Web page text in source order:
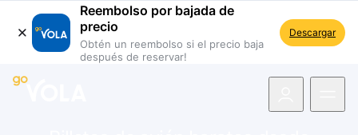
Reembolso por bajada de
precio
Obtén un reembolso si el precio baja
después de reservar!
Descargar